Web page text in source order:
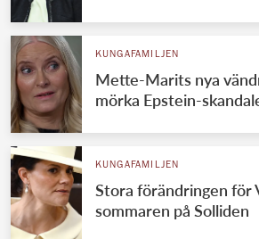
KUNGAFAMILJEN
Mette-Marits nya
mörka Epstein-
KUNGAFAMILJEN
Stora förändringen för
sommaren på Solliden